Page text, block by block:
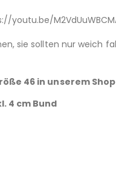
youtu.be/
sie sollten nur weich
46 in unserem
4 cm Bund